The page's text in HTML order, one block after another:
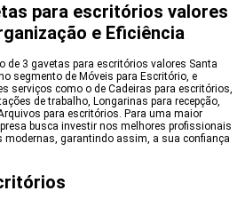
para escritórios valores
e Eficiência
de 3 gavetas para escritórios valores Santa
segmento de Móveis para Escritório, e
serviços como o de Cadeiras para escritórios,
de trabalho, Longarinas para recepção,
para escritórios. Para uma maior
busca investir nos melhores profissionais
modernas, garantindo assim, a sua confiança